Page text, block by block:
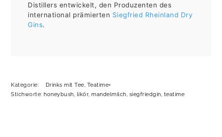
Distillers entwickelt, den Produzenten des
international prämierten Siegfried Rheinland Dry
Gins.
Kategorie: Drinks mit Tee, Teatime+
Stichworte: honeybush, likör,mandelmilch, siegfriedgin, teatime